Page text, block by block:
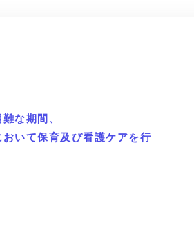
な期間、
いて保育及び看護ケアを行